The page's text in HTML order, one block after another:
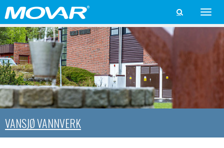
Toggle

VANSJØ VANNVERK